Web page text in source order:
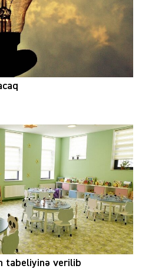
tabeliyinə verilib